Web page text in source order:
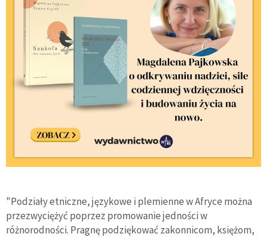
"Podziały etniczne, językowe i plemienne w Afryce można
przezwyciężyć poprzez promowanie jedności w
różnorodności. Pragnę podziękować zakonnicom, księżom,